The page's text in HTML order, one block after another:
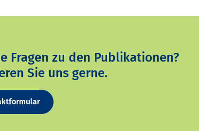
Fragen zu den Publikationen?
Sie uns gerne.